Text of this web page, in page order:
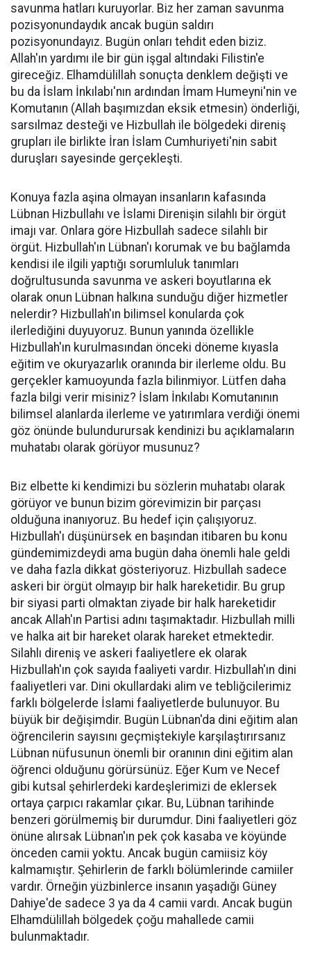
savunma hatları kuruyorlar. Biz her zaman savunma
pozisyonundaydık ancak bugün saldırı
pozisyonundayız. Bugün onları tehdit eden biziz.
Allah'ın yardımı ile bir gün işgal altındaki Filistin'e
gireceğiz. Elhamdülillah sonuçta denklem değişti ve
bu da İslam İnkılabı'nın ardından İmam Humeyni'nin ve
Komutanın (Allah başımızdan eksik etmesin) önderliği,
sarsılmaz desteği ve Hizbullah ile bölgedeki direniş
grupları ile birlikte İran İslam Cumhuriyeti'nin sabit
duruşları sayesinde gerçekleşti.
Konuya fazla aşina olmayan insanların kafasında
Lübnan Hizbullahı ve İslami Direnişin silahlı bir örgüt
imajı var. Onlara göre Hizbullah sadece silahlı bir
örgüt. Hizbullah'ın Lübnan'ı korumak ve bu bağlamda
kendisi ile ilgili yaptığı sorumluluk tanımları
doğrultusunda savunma ve askeri boyutlarına ek
olarak onun Lübnan halkına sunduğu diğer hizmetler
nelerdir? Hizbullah'ın bilimsel konularda çok
ilerlediğini duyuyoruz. Bunun yanında özellikle
Hizbullah'ın kurulmasından önceki döneme kıyasla
eğitim ve okuryazarlık oranında bir ilerleme oldu. Bu
gerçekler kamuoyunda fazla bilinmiyor. Lütfen daha
fazla bilgi verir misiniz? İslam İnkılabı Komutanının
bilimsel alanlarda ilerleme ve yatırımlara verdiği önemi
göz önünde bulundurursak kendinizi bu açıklamaların
muhatabı olarak görüyor musunuz?
Biz elbette ki kendimizi bu sözlerin muhatabı olarak
görüyor ve bunun bizim görevimizin bir parçası
olduğuna inanıyoruz. Bu hedef için çalışıyoruz.
Hizbullah'ı düşünürsek en başından itibaren bu konu
gündemimizdeydi ama bugün daha önemli hale geldi
ve daha fazla dikkat gösteriyoruz. Hizbullah sadece
askeri bir örgüt olmayıp bir halk hareketidir. Bu grup
bir siyasi parti olmaktan ziyade bir halk hareketidir
ancak Allah'ın Partisi adını taşımaktadır. Hizbullah milli
ve halka ait bir hareket olarak hareket etmektedir.
Silahlı direniş ve askeri faaliyetlere ek olarak
Hizbullah'ın çok sayıda faaliyeti vardır. Hizbullah'ın dini
faaliyetleri var. Dini okullardaki alim ve tebliğcilerimiz
farklı bölgelerde İslami faaliyetlerde bulunuyor. Bu
büyük bir değişimdir. Bugün Lübnan'da dini eğitim alan
öğrencilerin sayısını geçmiştekiyle karşılaştırırsanız
Lübnan nüfusunun önemli bir oranının dini eğitim alan
öğrenci olduğunu görürsünüz. Eğer Kum ve Necef
gibi kutsal şehirlerdeki kardeşlerimizi de eklersek
ortaya çarpıcı rakamlar çıkar. Bu, Lübnan tarihinde
benzeri görülmemiş bir durumdur. Dini faaliyetleri göz
önüne alırsak Lübnan'ın pek çok kasaba ve köyünde
önceden camii yoktu. Ancak bugün camiisiz köy
kalmamıştır. Şehirlerin de farklı bölümlerinde camiiler
vardır. Örneğin yüzbinlerce insanın yaşadığı Güney
Dahiye'de sadece 3 ya da 4 camii vardı. Ancak bugün
Elhamdülillah bölgedek çoğu mahallede camii
bulunmaktadır.